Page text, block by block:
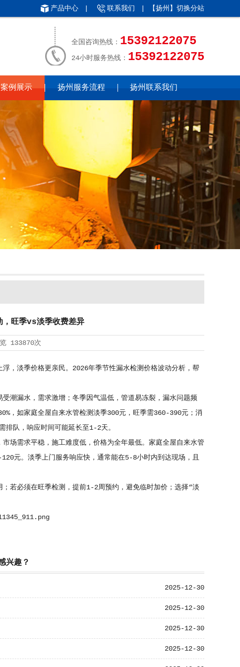
产品中心 联系我们 | 【扬州】 切换分站
全国咨询热线： 15392122075
24小时服务热线： 15392122075
例展示 扬州服务流程 扬州联系我们
旺季vs淡季收费差异
133870次
，淡季价格更亲民。2026年季节性漏水检测价格波动分析，帮
潮漏水，需求激增；冬季因气温低，管道易冻裂，漏水问题频
，如家庭全屋自来水管检测淡季300元，旺季需360-390元；消
排队，响应时间可能延长至1-2天。
场需求平稳，施工难度低，价格为全年最低。家庭全屋自来水管
元。淡季上门服务响应快，通常能在5-8小时内到达现场，且
若必须在旺季检测，提前1-2周预约，避免临时加价；选择“淡
兴趣？
2025-12-30
2025-12-30
2025-12-30
2025-12-30